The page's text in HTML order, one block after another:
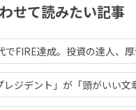
せて読みたい記事
でFIRE達成。投資の達人、
レジデント」が「頭がいい